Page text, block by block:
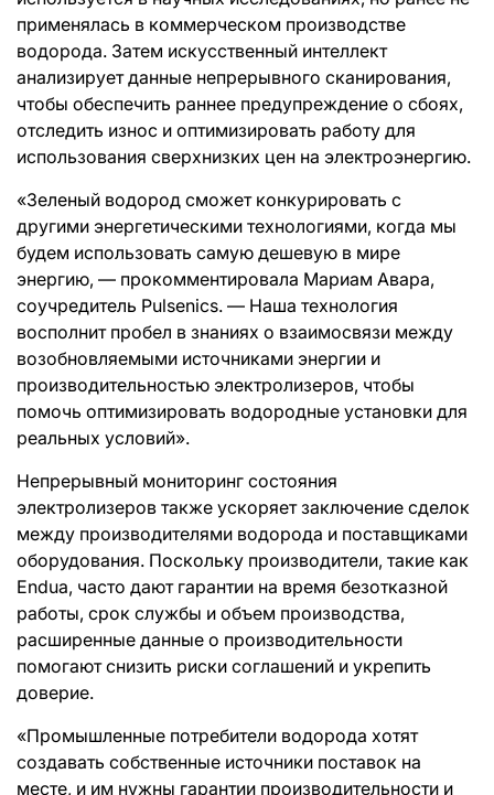
применялась в коммерческом производстве
водорода. Затем искусственный интеллект
анализирует данные непрерывного сканирования,
чтобы обеспечить раннее предупреждение о сбоях,
отследить износ и оптимизировать работу для
использования сверхнизких цен на электроэнергию.
«Зеленый водород сможет конкурировать с
другими энергетическими технологиями, когда мы
будем использовать самую дешевую в мире
энергию, — прокомментировала Мариам Авара,
соучредитель Pulsenics. — Наша технология
восполнит пробел в знаниях о взаимосвязи между
возобновляемыми источниками энергии и
производительностью электролизеров, чтобы
помочь оптимизировать водородные установки для
реальных условий».
Непрерывный мониторинг состояния
электролизеров также ускоряет заключение сделок
между производителями водорода и поставщиками
оборудования. Поскольку производители, такие как
Endua, часто дают гарантии на время безотказной
работы, срок службы и объем производства,
расширенные данные о производительности
помогают снизить риски соглашений и укрепить
доверие.
«Промышленные потребители водорода хотят
создавать собственные источники поставок на
месте, и им нужны гарантии производительности и